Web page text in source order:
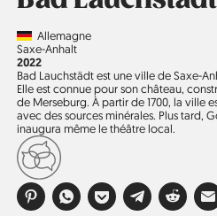
CountryAllemagne
Région
Saxe-Anhalt
Année
2022
Bad Lauchstädt est une ville de Saxe-
Elle est connue pour son château,
de Merseburg. À partir de 1700, la ville
avec des sources minérales. Plus tard,
inaugura même le théâtre local.